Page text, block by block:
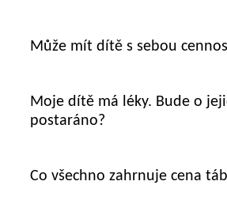
Může mít dítě s sebou
Moje dítě má léky. Bude o
postaráno?
Co všechno zahrnuje cena